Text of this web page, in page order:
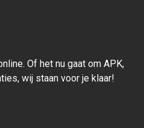
Of het nu gaat om APK,
wij staan voor je klaar!